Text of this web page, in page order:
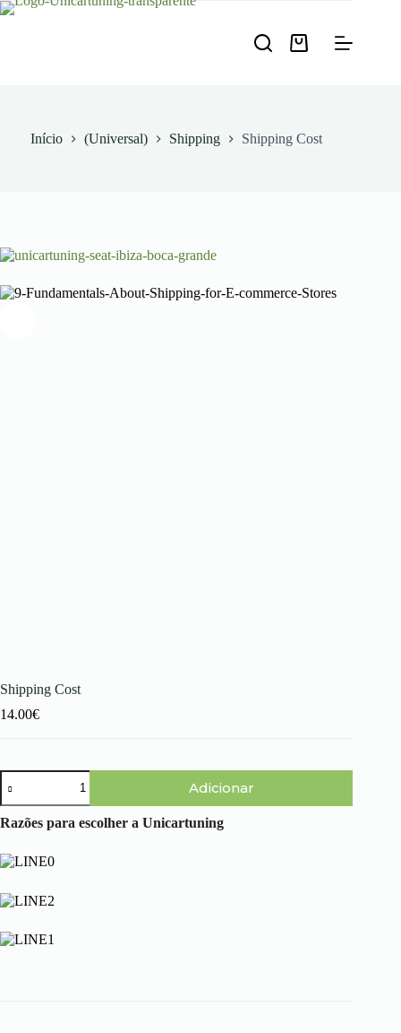
Pular
Carrinho
Início (Universal) Shipping Shipping Cost
Shipping Cost
14.00€
Quantidade
de
Shipping
Cost
Adicionar
Razões para escolher a Unicartuning